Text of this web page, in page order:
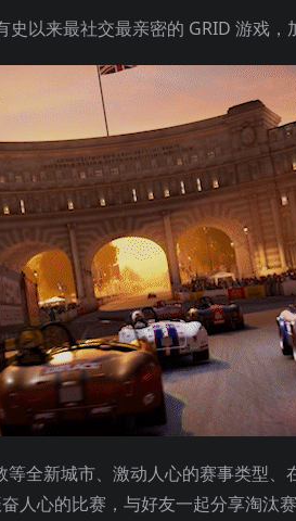
以来最社交最亲密的 GRID 游戏，
全新城市、激动人心的赛事类型
人心的比赛，与好友一起分享淘汰